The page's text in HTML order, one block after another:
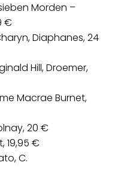
Morden –
€
Diaphanes, 24
Hill, Droemer,
Macrae Burnet,
20 €
19,95 €
C.